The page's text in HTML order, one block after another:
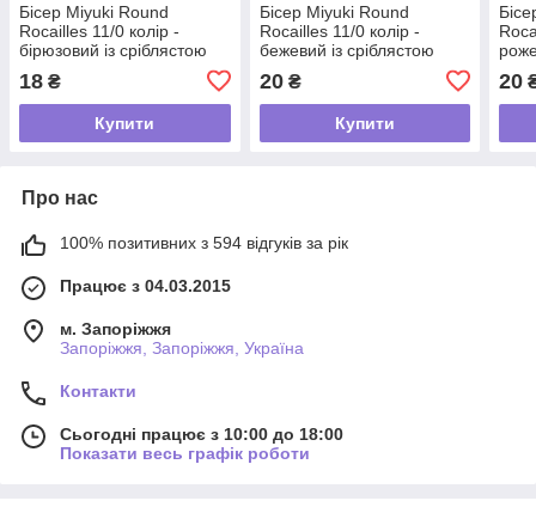
Бісер Miyuki Round
Rocailles 11/0 колір -
бірюзовий із сріблястою
18 ₴
Купити
Бісер Miyuki Round
Rocailles 11/0 колір -
бежевий із сріблястою
20₴
Купити
20
Про нас
100% позитивних з 594 відгуків за рік
Працює з 04.03.2015
м. Запоріжжя
Запоріжжя, Запоріжжя, Україна
Контакти
Сьогодні працює з 10:00 до 18:00
Показати весь графік роботи